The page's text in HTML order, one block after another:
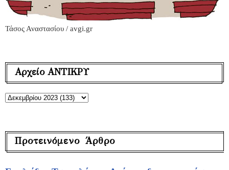
Τάσος Αναστασίου / avgi.gr
Αρχείο ΑΝΤΙΚΡΥ
Προτεινόμενο Άρθρο